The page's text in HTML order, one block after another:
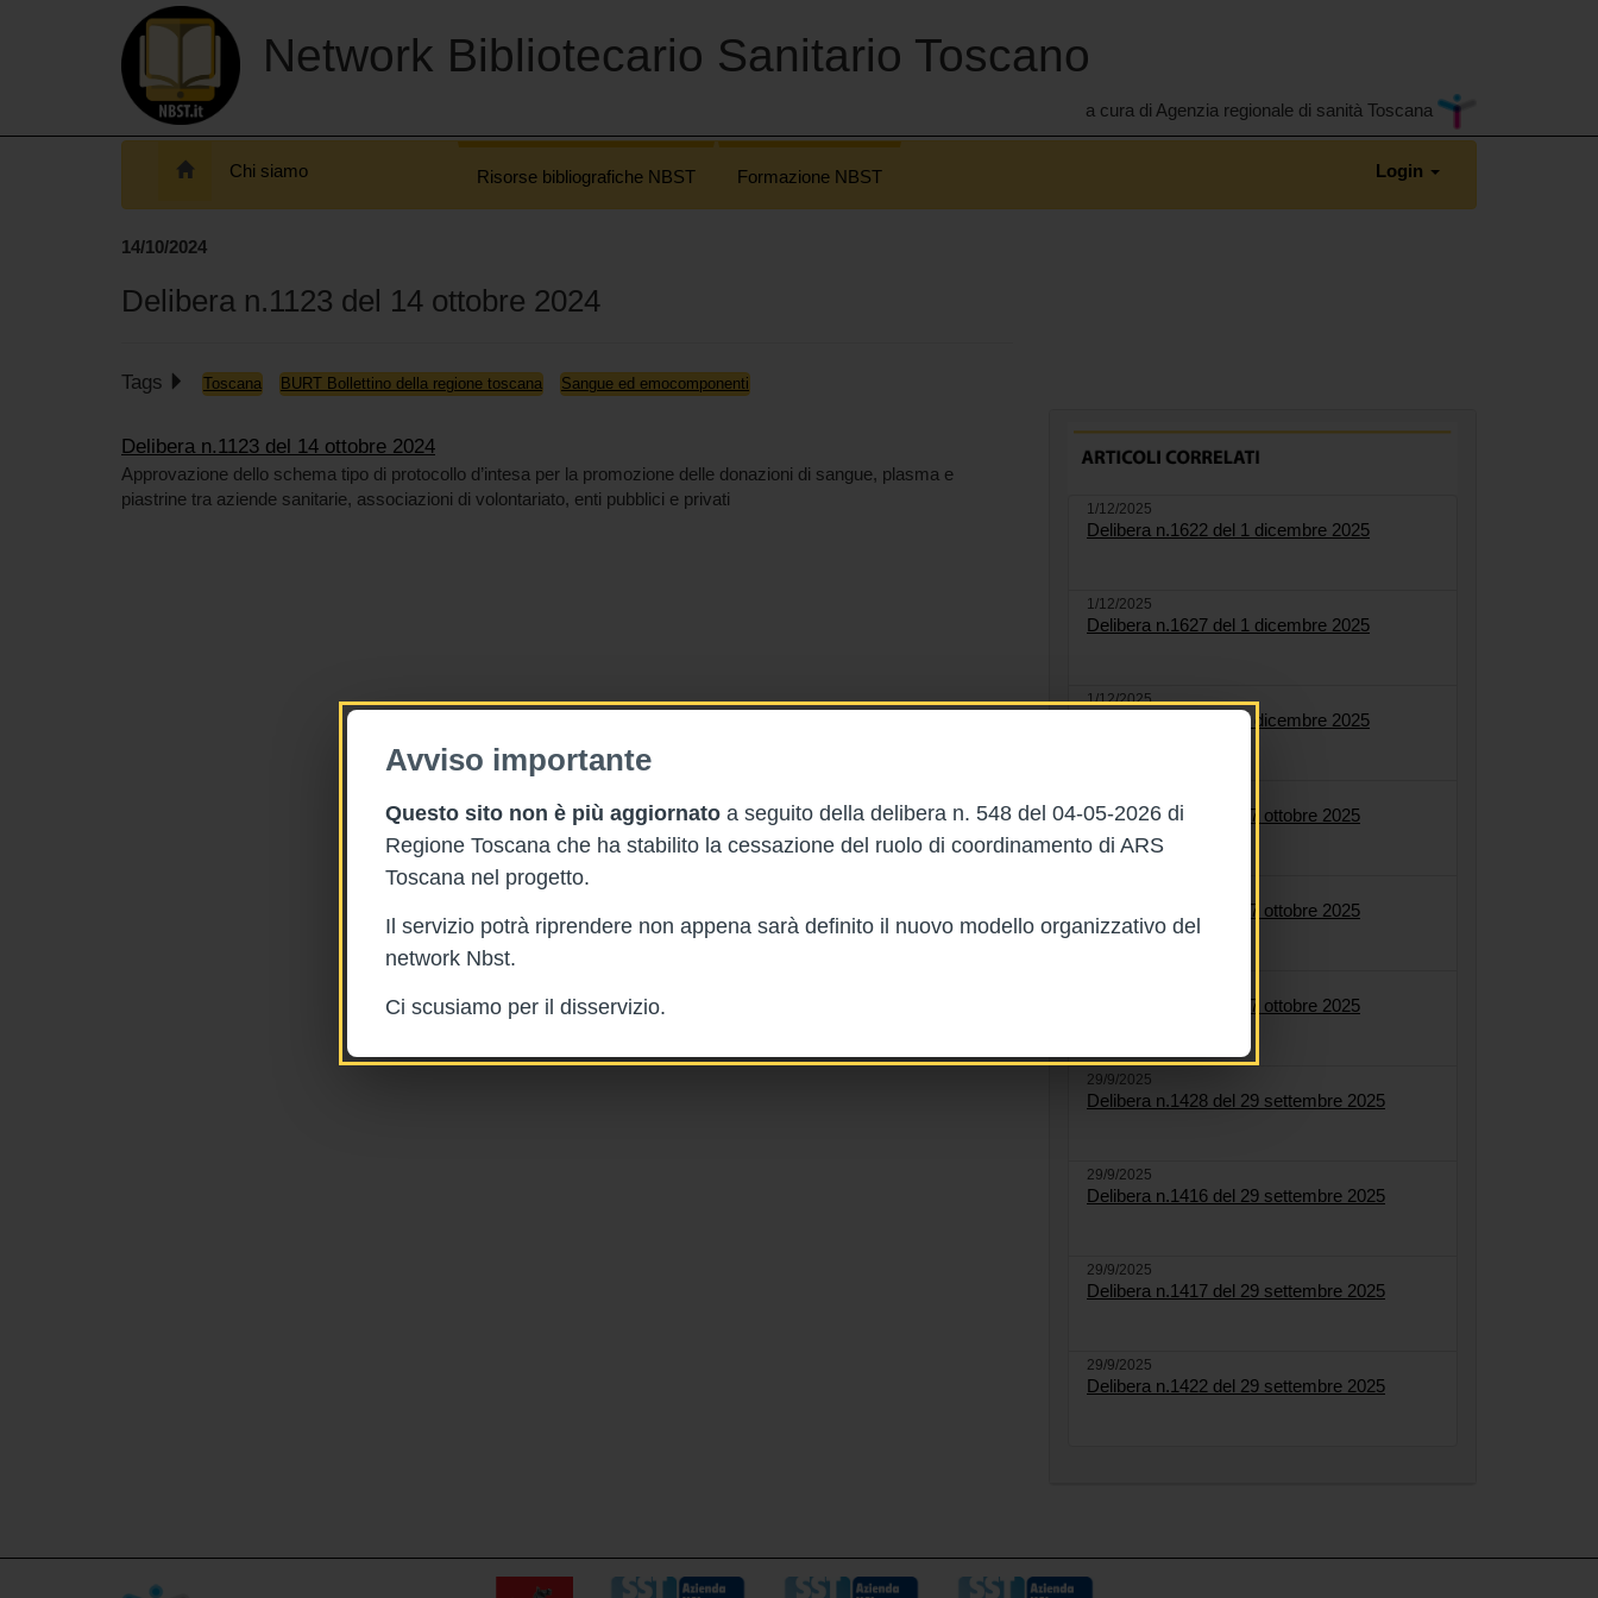
Avviso importante
Questo sito non è più aggiornato a seguito della delibera n. 548 del 04-05-2026 di
Regione Toscana che ha stabilito la cessazione del ruolo di coordinamento di ARS
Toscana nel progetto.
Il servizio potrà riprendere non appena sarà definito il nuovo modello organizzativo del
network Nbst.
Ci scusiamo per il disservizio.
Network Bibliotecario Sanitario Toscano
a cura di Agenzia regionale di sanità Toscana
Chi siamo Risorse bibliografiche NBST Formazione NBST Login
14/10/2024
Delibera n.1123 del 14 ottobre 2024
Tags Toscana BURT Bollettino della regione toscana Sangue ed emocomponenti
Delibera n.1123 del 14 ottobre 2024
Approvazione dello schema tipo di protocollo d’intesa per la promozione delle donazioni di sangue, plasma e
piastrine tra aziende sanitarie, associazioni di volontariato, enti pubblici e privati
1/12/2025
Delibera n.1622 del 1 dicembre 2025
1/12/2025
Delibera n.1627 del 1 dicembre 2025
1/12/2025
Delibera n.1584 del 1 dicembre 2025
Delibera n.1561 del 27 ottobre 2025
Delibera n.1564 del 27 ottobre 2025
Delibera n.1558 del 27 ottobre 2025
29/9/2025
Delibera n.1428 del 29 settembre 2025
29/9/2025
Delibera n.1416 del 29 settembre 2025
29/9/2025
Delibera n.1417 del 29 settembre 2025
29/9/2025
Delibera n.1422 del 29 settembre 2025